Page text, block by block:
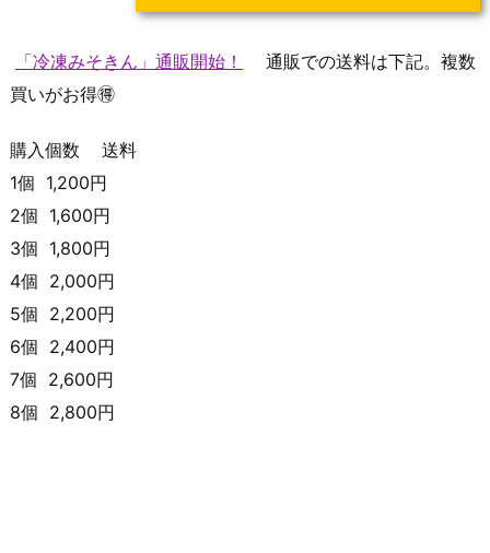
「冷凍みそきん」通販開始！
通販での送料は下記。複数
買いがお得🉐
購入個数 送料
1個 1,200円
2個 1,600円
3個 1,800円
4個 2,000円
5個 2,200円
6個 2,400円
7個 2,600円
8個 2,800円